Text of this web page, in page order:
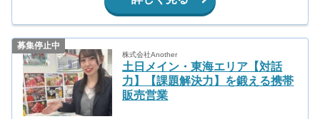
募集停止中
株式会社Another
土日メイン・東海エリア【対話
力】【課題解決力】を鍛える携帯
販売営業